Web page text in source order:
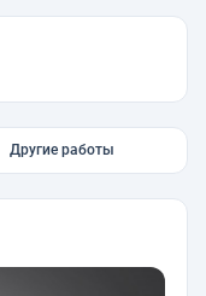
Другие работы